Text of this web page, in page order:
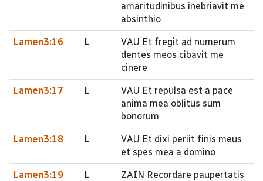
amaritudinibus inebriavit me
absinthio
Lamen3:16 L
VAU Et fregit ad numerum
dentes meos cibavit me
cinere
Lamen3:17 L
VAU Et repulsa est a pace
anima mea oblitus sum
bonorum
Lamen3:18 L
VAU Et dixi periit finis meus
et spes mea a domino
Lamen3:19 L
ZAIN Recordare paupertatis